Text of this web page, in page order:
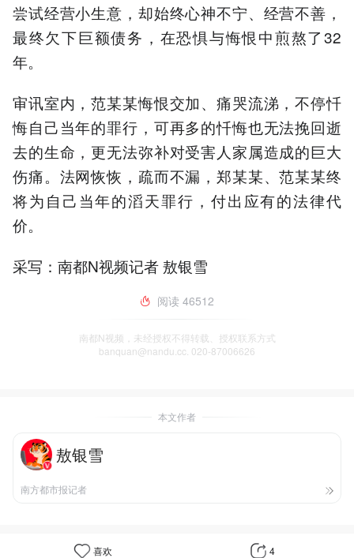
尝试经营小生意，却始终心神不宁、经营不善，
最终欠下巨额债务，在恐惧与悔恨中煎熬了32
年。
审讯室内，范某某悔恨交加、痛哭流涕，不停忏
悔自己当年的罪行，可再多的忏悔也无法挽回逝
去的生命，更无法弥补对受害人家属造成的巨大
伤痛。法网恢恢，疏而不漏，郑某某、范某某终
将为自己当年的滔天罪行，付出应有的法律代
价。
采写：南都N视频记者 敖银雪
阅读 46512
南都N视频，未经授权不得转载、授权联系方式
banquan@nandu.cc. 020-87006626
本文作者
敖银雪
南方都市报记者
喜欢 4